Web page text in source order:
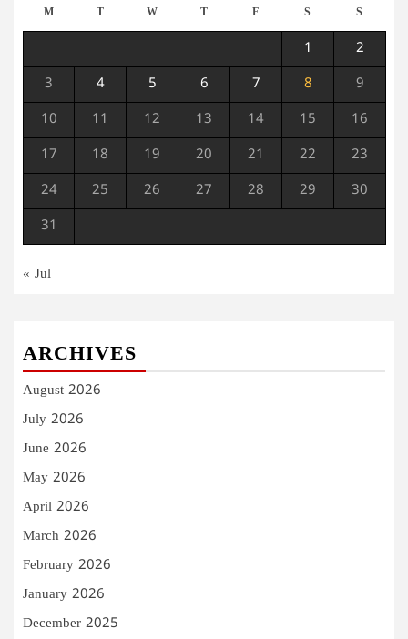
M T W T F S S
1 2
3 4 5 6 7 8 9
10 11 12 13 14 15 16
17 18 19 20 21 22 23
24 25 26 27 28 29 30
31
« Jul
ARCHIVES
August 2026
July 2026
June 2026
May 2026
April 2026
March 2026
February 2026
January 2026
December 2025